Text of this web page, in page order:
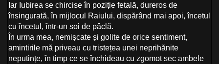
Iar Iubirea se chircise în poziție fetală, dureros de
însingurată, în mijlocul Raiului, dispărând mai apoi, încetul
cu încetul, într-un soi de pâclă.
În urma mea, nemișcate și golite de orice sentiment,
amintirile mă priveau cu tristețea unei neprihănite
neputințe, în timp ce se închideau cu zgomot sec ambele